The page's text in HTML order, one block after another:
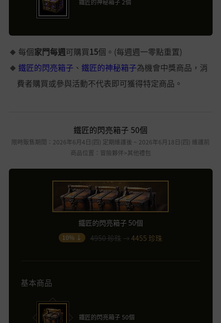
鐵匠的神秘箱子 2個
每個家門每週可購買15個。(每週週一零點重置)
鐵匠的閃亮箱子 、 鐵匠的神秘箱子為機會中獎商品，消
費者購買或參與活動不代表即可獲得特定商品。
鐵匠的閃亮箱子 50個
限時販售期間：2026年6月4日(四) 定期維護後 ~ 2026年6月18日(四) 維護前
商品位置：冒險夥伴>其他禮包
鐵匠的閃亮箱子 50個
10% ↓ 4950 珍珠→ 4455 珍珠
基本商品
鐵匠的閃亮箱子 50個